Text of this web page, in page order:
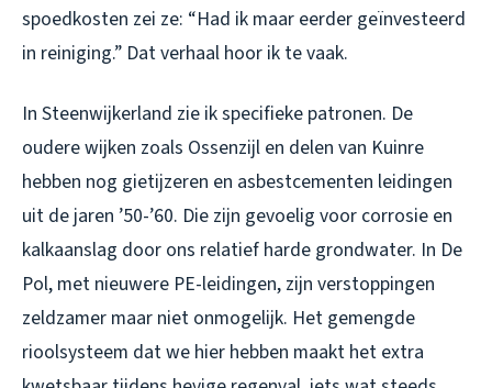
spoedkosten zei ze: “Had ik maar eerder geïnvesteerd
in reiniging.” Dat verhaal hoor ik te vaak.
In Steenwijkerland zie ik specifieke patronen. De
oudere wijken zoals Ossenzijl en delen van Kuinre
hebben nog gietijzeren en asbestcementen leidingen
uit de jaren ’50-’60. Die zijn gevoelig voor corrosie en
kalkaanslag door ons relatief harde grondwater. In De
Pol, met nieuwere PE-leidingen, zijn verstoppingen
zeldzamer maar niet onmogelijk. Het gemengde
rioolsysteem dat we hier hebben maakt het extra